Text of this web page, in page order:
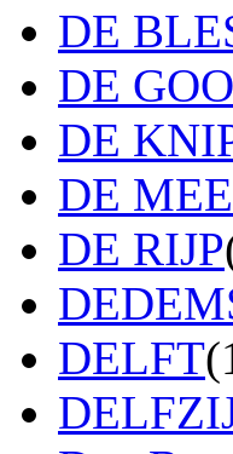
DE
DE
DE
DE
DE RIJP
DELFT